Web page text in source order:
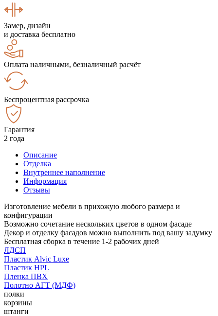
Замер, дизайн
и доставка бесплатно
Оплата наличными, безналичный расчёт
Беспроцентная рассрочка
Гарантия
2 года
Описание
Отделка
Внутреннее наполнение
Информация
Отзывы
Изготовление мебели в прихожую любого размера и
конфигурации
Возможно сочетание нескольких цветов в одном фасаде
Декор и отделку фасадов можно выполнить под вашу задумку
Бесплатная сборка в течение 1-2 рабочих дней
ЛДСП
Пластик Alvic Luxe
Пластик HPL
Пленка ПВХ
Полотно АГТ (МДФ)
полки
корзины
штанги